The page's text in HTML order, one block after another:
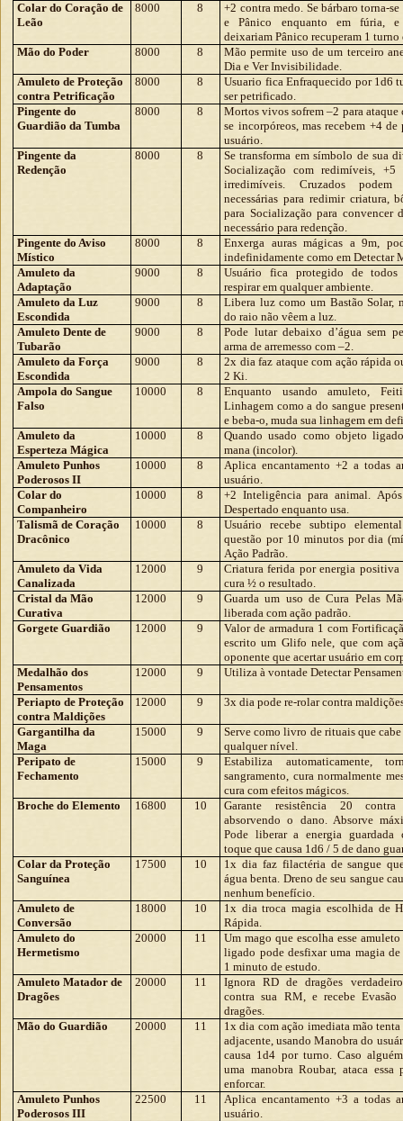
Colar do Coração de
Leão
8000 8
+2 contra medo. Se bárbaro torna-
e Pânico enquanto em fúria, e
deixariam Pânico recuperam 1 turno
Mão do Poder
8000 8
Mão permite uso de um terceiro
Dia e Ver Invisibilidade.
Amuleto de Proteção
contra Petrificação
8000 8
Usuario fica Enfraquecido por 1d6
ser petrificado.
Pingente do
Guardião da Tumba
8000 8
Mortos vivos sofrem –2 para ataque
se incorpóreos, mas recebem +4 de
usuário.
Pingente da
Redenção
8000 8
Se transforma em símbolo de sua
Socialização com redimíveis, +5
irredimíveis. Cruzados podem
necessárias para redimir criatura,
para Socialização para convencer
necessário para redenção.
Pingente do Aviso
Místico
8000 8
Enxerga auras mágicas a 9m,
indefinidamente como em Detectar
Amuleto da
Adaptação
9000 8
Usuário fica protegido de todos
respirar em qualquer ambiente.
Amuleto da Luz
Escondida
9000 8
Libera luz como um Bastão Solar,
do raio não vêem a luz.
Amuleto Dente de
Tubarão
9000 8
Pode lutar debaixo d’água sem
arma de arremesso com –2.
Amuleto da Força
Escondida
9000 8
2x dia faz ataque com ação rápida
2 Ki.
Ampola do Sangue
Falso
10000 8
Enquanto usando amuleto,
Linhagem como a do sangue
e beba-o, muda sua linhagem em
Amuleto da
Esperteza Mágica
10000 8
Quando usado como objeto
mana (incolor).
Amuleto Punhos
Poderosos II
10000 8
Aplica encantamento +2 a todas
usuário.
Colar do
Companheiro
10000 8
+2 Inteligência para animal.
Despertado enquanto usa.
Talismã de Coração
Dracônico
10000 8
Usuário recebe subtipo
questão por 10 minutos por dia
Ação Padrão.
Amuleto da Vida
Canalizada
12000 9
Criatura ferida por energia positiva
cura ½ o resultado.
Cristal da Mão
Curativa
12000 9
Guarda um uso de Cura Pelas
liberada com ação padrão.
Gorgete Guardião
12000 9
Valor de armadura 1 com
escrito um Glifo nele, que com
oponente que acertar usuário em
Medalhão dos
Pensamentos
12000 9 Utiliza à vontade Detectar
Periapto de Proteção
contra Maldições
12000 9 3x dia pode re-rolar contra
Gargantilha da
Maga
15000 9
Serve como livro de rituais que
qualquer nível.
Peripato de
Fechamento
15000 9
Estabiliza automaticamente,
sangramento, cura normalmente
cura com efeitos mágicos.
Broche do Elemento
16800 10
Garante resistência 20
absorvendo o dano. Absorve
Pode liberar a energia guardada
toque que causa 1d6 / 5 de dano
Colar da Proteção
Sanguínea
17500 10
1x dia faz filactéria de sangue
água benta. Dreno de seu sangue
nenhum benefício.
Amuleto de
Conversão
18000 10
1x dia troca magia escolhida de
Rápida.
Amuleto do
Hermetismo
20000 11
Um mago que escolha esse
ligado pode desfixar uma magia
1 minuto de estudo.
Amuleto Matador de
Dragões
20000 11
Ignora RD de dragões
contra sua RM, e recebe Evasão
dragões.
Mão do Guardião
20000 11
1x dia com ação imediata mão
adjacente, usando Manobra do
causa 1d4 por turno. Caso
uma manobra Roubar, ataca essa
enforcar.
Amuleto Punhos
Poderosos III
22500 11
Aplica encantamento +3 a todas
usuário.